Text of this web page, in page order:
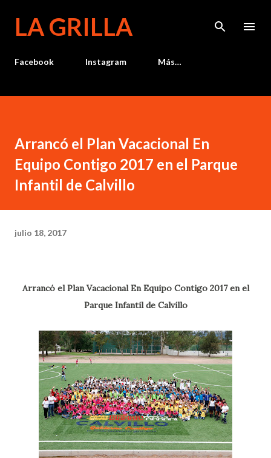
LA GRILLA
Facebook Instagram Más…
Arrancó el Plan Vacacional En
Equipo Contigo 2017 en el Parque
Infantil de Calvillo
julio 18, 2017
Arrancó el Plan Vacacional En Equipo Contigo 2017 en el
Parque Infantil de Calvillo